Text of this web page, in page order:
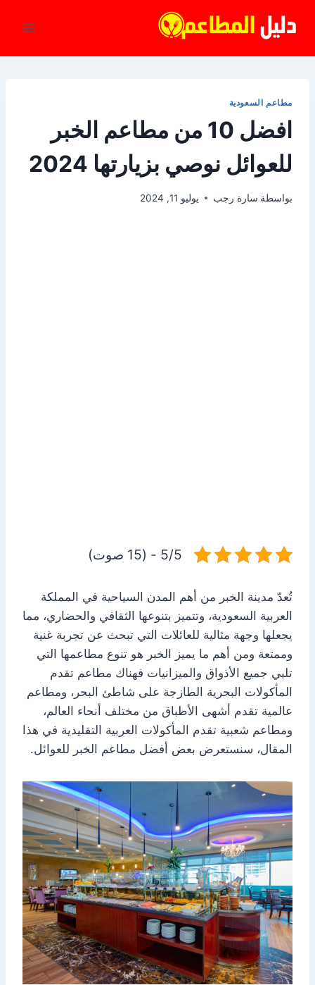
مطاعم السعودية
افضل 10 من مطاعم الخبر
للعوائل نوصي بزيارتها 2024
بواسطة سارة رجب يوليو 11, 2024
5/5 - (15 صوت)
تُعدّ مدينة الخبر من أهم المدن السياحية في المملكة
العربية السعودية، وتتميز بتنوعها الثقافي والحضاري، مما
يجعلها وجهة مثالية للعائلات التي تبحث عن تجربة غنية
وممتعة ومن أهم ما يميز الخبر هو تنوع مطاعمها التي
تلبي جميع الأذواق والميزانيات فهناك مطاعم تقدم
المأكولات البحرية الطازجة على شاطئ البحر، ومطاعم
عالمية تقدم أشهى الأطباق من مختلف أنحاء العالم،
ومطاعم شعبية تقدم المأكولات العربية التقليدية في هذا
المقال، سنستعرض بعض أفضل مطاعم الخبر للعوائل.